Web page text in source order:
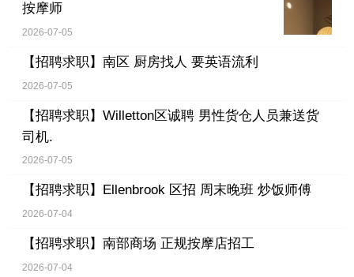
按摩师
2026-07-05
【招聘求职】 南区 厨房找人 要英语流利
2026-07-05
【招聘求职】 Willetton区诚聘 男性货仓人员兼送货
司机.
2026-07-05
【招聘求职】 Ellenbrook 区招 周末晚班 炒饭师傅
2026-07-04
【招聘求职】 南部商场 正规按摩店招工
2026-07-04